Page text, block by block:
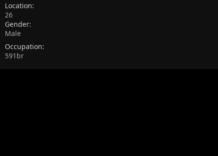
Location
26
Gender
Male
Occupation
591br